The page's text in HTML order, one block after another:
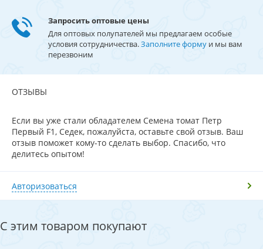
Запросить оптовые цены
Для оптовых полупателей мы предлагаем особые
условия сотрудничества.Заполните форму и мы вам
перезвоним
ОТЗЫВЫ
Если вы уже стали обладателем Семена томат Петр
Первый F1, Седек, пожалуйста, оставьте свой отзыв. Ваш
отзыв поможет кому-то сделать выбор. Спасибо, что
делитесь опытом!
Авторизоваться
С этим товаром покупают